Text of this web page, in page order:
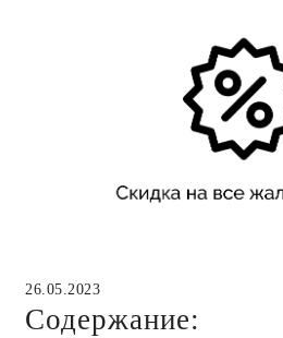
26.05.2023
Содержание: